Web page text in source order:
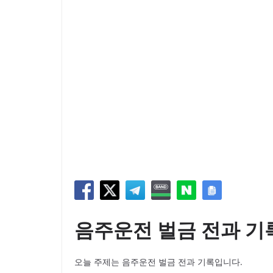
음주운전 벌금 전과 기
오늘 주제는 음주운전 벌금 전과 기록입니다.